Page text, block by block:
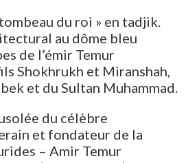
du roi » en tadjik.
au dôme bleu
de l’émir Temur
Shokhrukh et Miranshah,
et du Sultan Muhammad.
du célèbre
et fondateur de la
– Amir Temur